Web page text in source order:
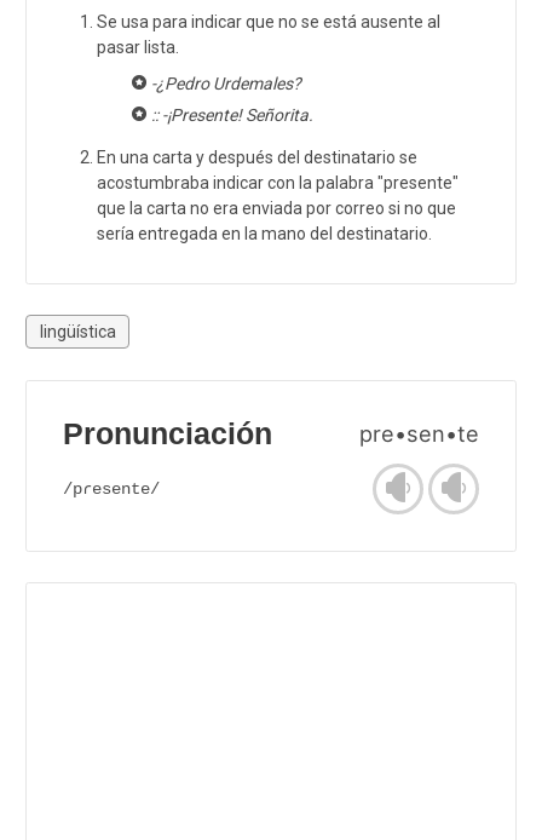
Se usa para indicar que no se está ausente al
pasar lista.
-¿Pedro Urdemales?
:: -¡Presente! Señorita.
En una carta y después del destinatario se
acostumbraba indicar con la palabra "presente"
que la carta no era enviada por correo si no que
sería entregada en la mano del destinatario.
lingüística
Pronunciación pre•sen•te
/pɾesente/